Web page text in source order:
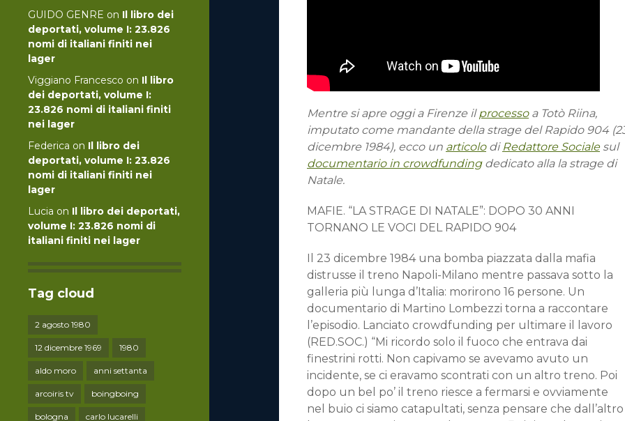
GUIDO GENRE on Il libro dei
deportati, volume I: 23.826
nomi di italiani finiti nei
lager
Viggiano Francesco on Il libro
dei deportati, volume I:
23.826 nomi di italiani finiti
nei lager
Federica on Il libro dei
deportati, volume I: 23.826
nomi di italiani finiti nei
lager
Lucia on Il libro dei deportati,
volume I: 23.826 nomi di
italiani finiti nei lager
Tag cloud
2 agosto 1980
12 dicembre 1969 1980
aldo moro anni settanta
arcoiris tv boingboing
bologna carlo lucarelli
Mentre si apre oggi a Firenze ilprocessoa Totò Riina,
imputato come mandante della strage del Rapido 904
dicembre 1984), ecco un articolodi Redattore Socialesul
documentario in crowdfundingdedicato alla la strage di
Natale.
MAFIE. “LA STRAGE DI NATALE”: DOPO 30 ANNI
TORNANO LE VOCI DEL RAPIDO 904
Il 23 dicembre 1984 una bomba piazzata dalla mafia
distrusse il treno Napoli-Milano mentre passava sotto la
galleria più lunga d’Italia: morirono 16 persone. Un
documentario di Martino Lombezzi torna a raccontare
l’episodio. Lanciato crowdfunding per ultimare il lavoro
(RED.SOC.) “Mi ricordo solo il fuoco che entrava dai
finestrini rotti. Non capivamo se avevamo avuto un
incidente, se ci eravamo scontrati con un altro treno. Poi
dopo un bel po’ il treno riesce a fermarsi e ovviamente
nel buio ci siamo catapultati, senza pensare che dall’altro